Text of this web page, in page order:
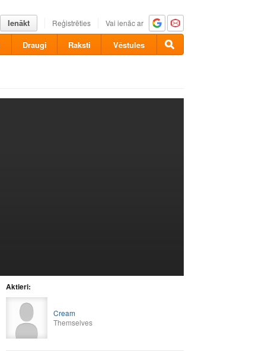
Ienākt Reģistrēties Vai ienāc ar
Draugi Raksti Vēstules
Aktieri:
Cream
Themselves